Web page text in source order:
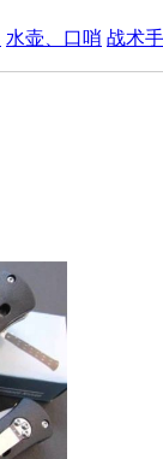
水壶、口哨 战术